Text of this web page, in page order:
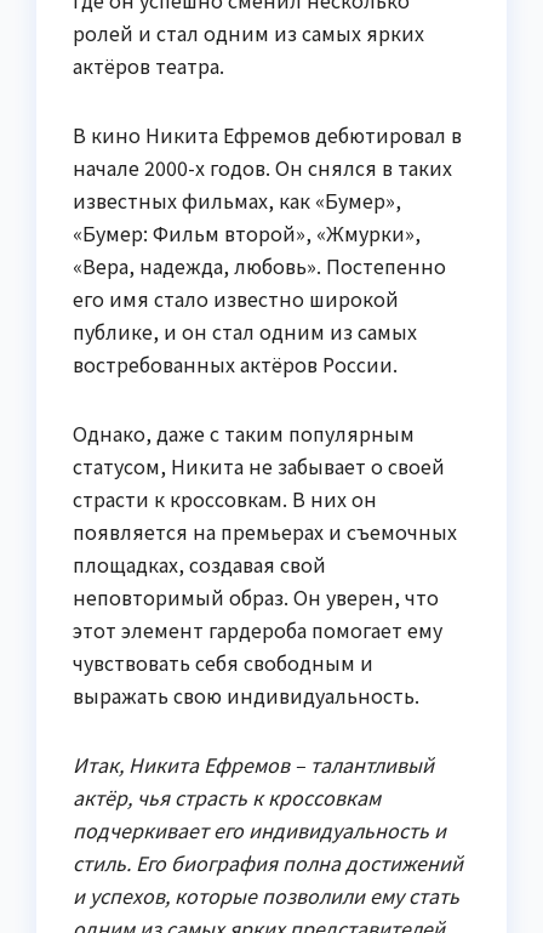
ролей и стал одним из самых ярких
актёров театра.
В кино Никита Ефремов дебютировал в
начале 2000-х годов. Он снялся в таких
известных фильмах, как «Бумер»,
«Бумер: Фильм второй», «Жмурки»,
«Вера, надежда, любовь». Постепенно
его имя стало известно широкой
публике, и он стал одним из самых
востребованных актёров России.
Однако, даже с таким популярным
статусом, Никита не забывает о своей
страсти к кроссовкам. В них он
появляется на премьерах и съемочных
площадках, создавая свой
неповторимый образ. Он уверен, что
этот элемент гардероба помогает ему
чувствовать себя свободным и
выражать свою индивидуальность.
Итак, Никита Ефремов – талантливый
актёр, чья страсть к кроссовкам
подчеркивает его индивидуальность и
стиль. Его биография полна достижений
и успехов, которые позволили ему стать